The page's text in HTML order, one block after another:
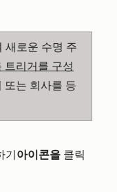
새로운 수명 주
트리거를 구성
또는 회사를 등
기아이콘을 클릭